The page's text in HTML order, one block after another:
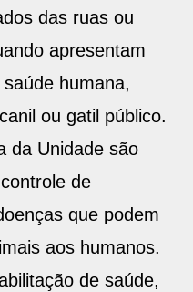
das ruas ou
apresentam
humana,
ou gatil público.
da Unidade são
de
que podem
aos humanos.
de saúde,